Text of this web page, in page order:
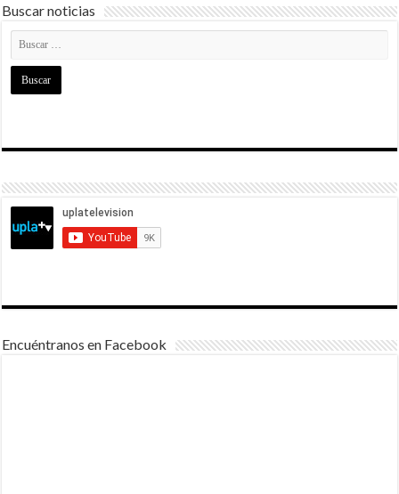
Buscar noticias
Encuéntranos en Facebook